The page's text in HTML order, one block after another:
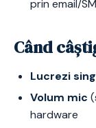
prin email/
Când
Lucrezi
Volum mic
hardware